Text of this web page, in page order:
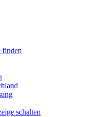
finden
schalten